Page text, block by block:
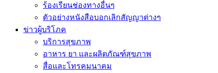
ร้องเรียนช่องทางอื่นๆ
ตัวอย่างหนังสือบอกเลิกสัญญาต่างๆ
ข่าวผู้บริโภค
บริการสุขภาพ
อาหาร ยา และผลิตภัณฑ์สุขภาพ
สื่อและโทรคมนาคม